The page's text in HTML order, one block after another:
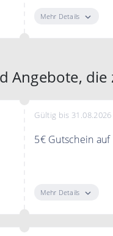
Bedingungen
Mehr Details
Angebote, die
Gültig bis 31.08.2026
5€ Gutschein
Mehr Details